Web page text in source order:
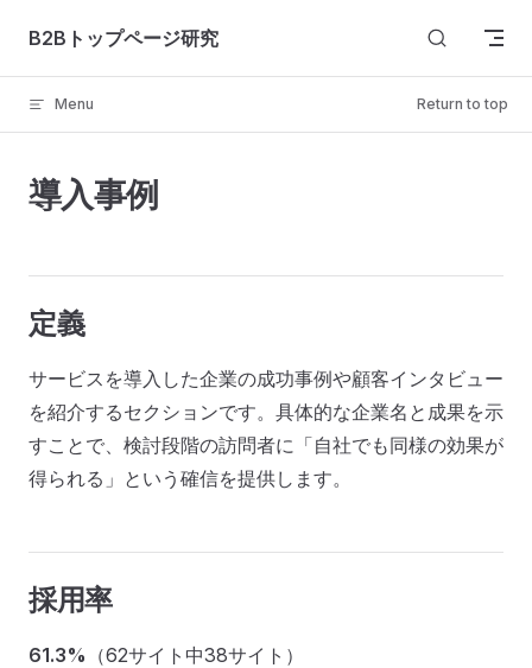
Skip to content
B2Bトップページ研究
Menu Return to top
導入事例
定義
サービスを導入した企業の成功事例や顧客インタビュー
を紹介するセクションです。具体的な企業名と成果を示
すことで、検討段階の訪問者に「自社でも同様の効果が
得られる」という確信を提供します。
採用率
61.3% （62サイト中38サイト）